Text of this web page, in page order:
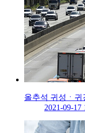
올추석 귀성ㆍ귀
2021-09-17